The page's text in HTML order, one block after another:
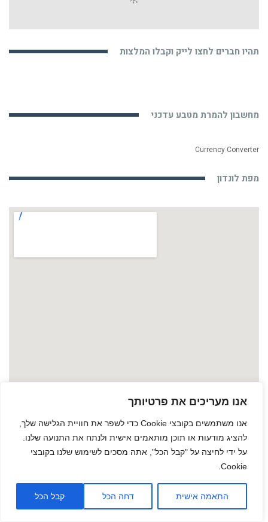
אנו מעריכים את פרטיותך
אנו משתמשים בקובצי Cookie כדי לשפר את חוויית הגלישה שלך,
להציג מודעות או תוכן מותאמים אישית ולנתח את התנועה שלנו.
על ידי לחיצה על "קבל הכל", אתה מסכים לשימוש שלנו בקובצי
Cookie.
התאמה אישית דחה הכל קבל הכל
תהיו חברים לחצו לייק וקבלו המלצות
מחשבון להמרת מטבע עדכני
Currency Converter
מפת לונדון
גלילה
לראש